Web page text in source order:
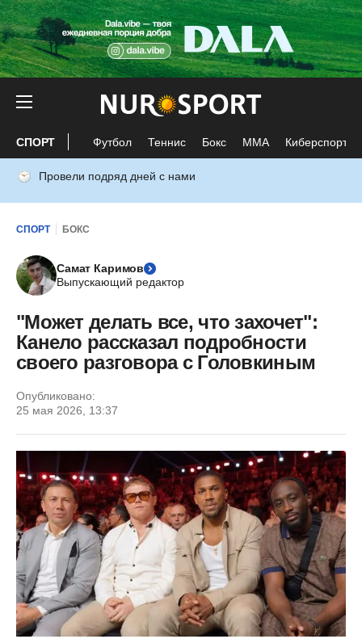
СПОРТ Футбол Теннис Бокс ММА Киберспорт
Провели подряд дней с нами
СПОРТ БОКС
Самат Каримов
Выпускающий редактор
"Может делать все, что захочет":
Канело рассказал подробности
своего разговора с Головкиным
Опубликовано:
25 мая 2026, 13:37